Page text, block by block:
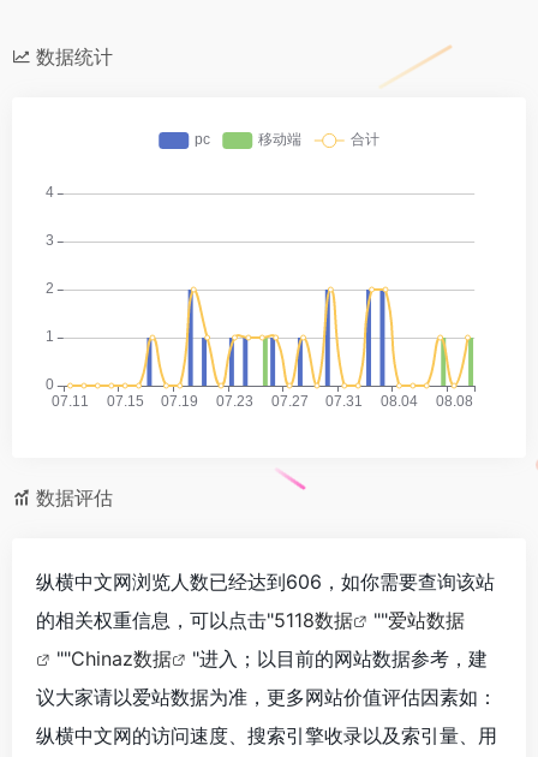
数据统计
数据评估
纵横中文网浏览人数已经达到606，如你需要查询该站
的相关权重信息，可以点击"5118数据 ""爱站数据
""Chinaz数据
"进入；以目前的网站数据参考，建
议大家请以爱站数据为准，更多网站价值评估因素如：
纵横中文网的访问速度、搜索引擎收录以及索引量、用